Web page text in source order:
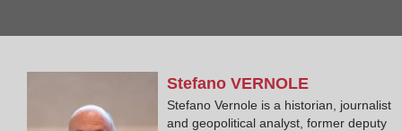
StefanoVERNOLE
Stefano Vernole is a historian, journalist
and geopolitical analyst, former deputy